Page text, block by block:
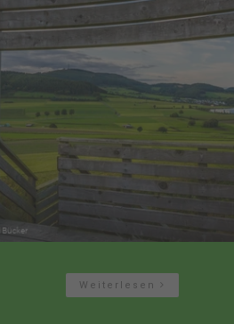
Weiterlesen